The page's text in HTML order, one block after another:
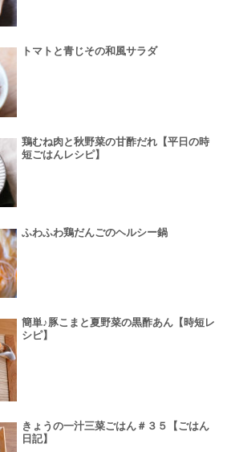
トマトと青じその和風サラダ
鶏むね肉と秋野菜の甘酢だれ【平日の時
短ごはんレシピ】
ふわふわ鶏だんごのヘルシー鍋
簡単♪豚こまと夏野菜の黒酢あん【時短レ
シピ】
きょうの一汁三菜ごはん＃３５【ごはん
日記】